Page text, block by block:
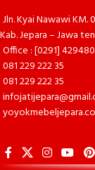
Jln. Kyai Nawawi KM.
Kab. Jepara – Jawa
Office : [0291]
081 229 222 35
081 229 222 35